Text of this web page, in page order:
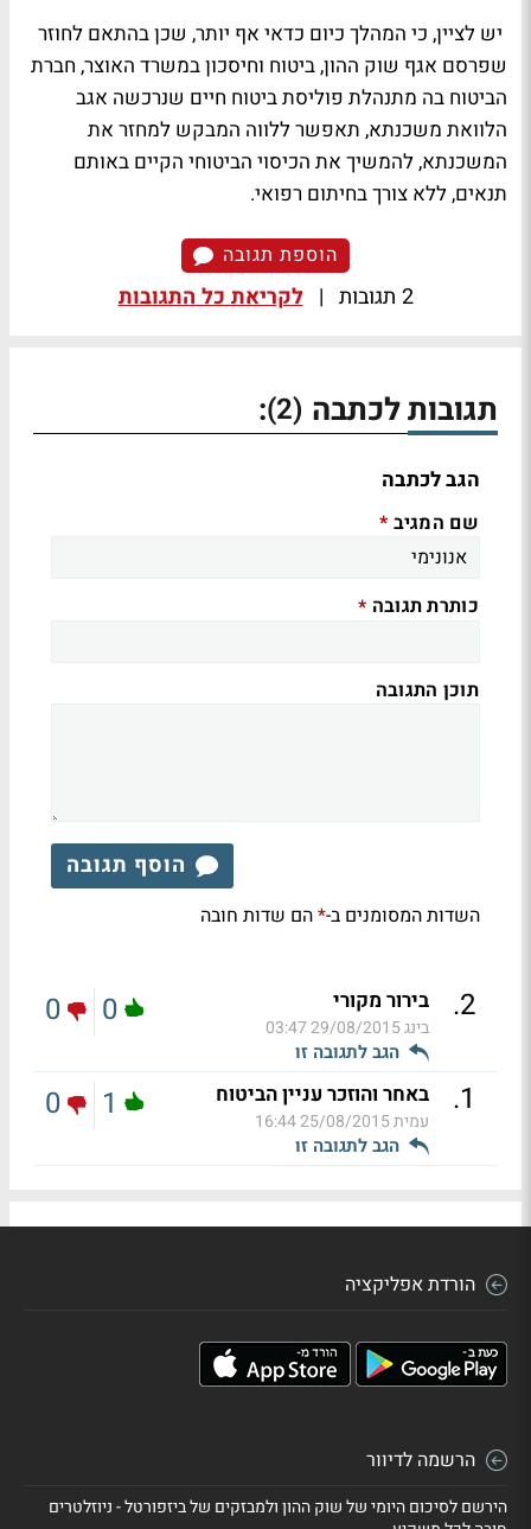
יש לציין, כי המהלך כיום כדאי אף יותר, שכן בהתאם לחוזר
שפרסם אגף שוק ההון, ביטוח וחיסכון במשרד האוצר, חברת
הביטוח בה מתנהלת פוליסת ביטוח חיים שנרכשה אגב
הלוואת משכנתא, תאפשר ללווה המבקש למחזר את
המשכנתא, להמשיך את הכיסוי הביטוחי הקיים באותם
תנאים, ללא צורך בחיתום רפואי.
הוספת תגובה
2 תגובות | לקריאת כל התגובות
תגובות לכתבה (2)
:
הגב לכתבה
שם המגיב *
כותרת תגובה *
תוכן התגובה
הוסף תגובה
השדות המסומנים ב-*הם שדות חובה
2
. בירור מקורי
בינג29/08/2015 03:47
הגב לתגובה זו
0
0
1
. באחר והוזכר עניין הביטוח
עמית25/08/2015 16:44
הגב לתגובה זו
1
0
הורדת אפליקציה
הרשמה לדיוור
הירשם לסיכום היומי של שוק ההון ולמבזקים של ביזפורטל - ניוזלטרים